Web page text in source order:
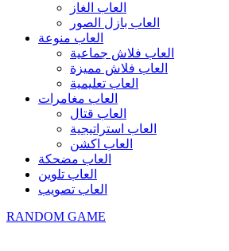
العاب الغاز
العاب بازل الصور
العاب منوعة
العاب فلاش جماعية
العاب فلاش مميزة
العاب تعليمية
العاب مغامرات
العاب قتال
العاب استراتيجية
العاب اكشن
العاب مضحكة
العاب تلوين
العاب تصويب
RANDOM GAME